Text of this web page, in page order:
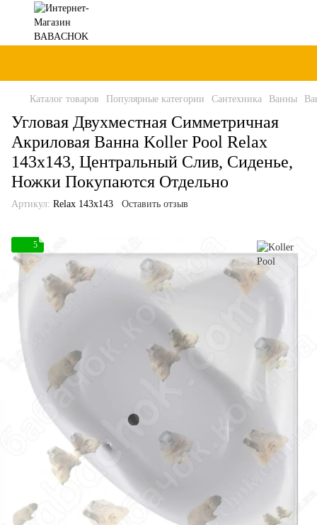
Каталог товаров Популярные категории Сантехника Ванны
Угловая Двухместная Симметричная
Акриловая Ванна Koller Pool Relax
143x143, Центральный Слив, Сиденье,
Ножки Покупаются Отдельно
Артикул: Relax 143x143 Оставить отзыв
5